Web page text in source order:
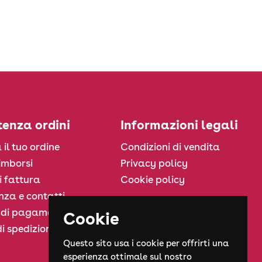
ordini
il tuo ordine
fattura
e contatti
pagamento
spedizione
Informazioni legali
Condizioni di vendita
Privacy policy
Cookie policy
Cookie
Questo sito usa i cookie per offrirti una
esperienza ottimale sul nostro